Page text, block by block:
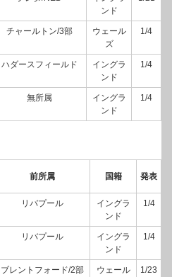
ンド
チャールトン/3部
ウェール
ズ
1/4
ハダースフィールド
イングラ
ンド
1/4
無所属
イングラ
ンド
1/4
前所属 国籍 発表
リバプール
イングラ
ンド
1/4
リバプール
イングラ
ンド
1/4
ブレントフォード/2部
ウェール
1/23